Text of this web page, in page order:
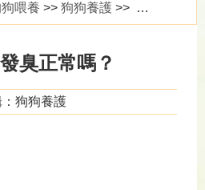
喂養 >> 狗狗養護 >> 沙皮狗發臭正常嗎？
臭正常嗎？
狗狗養護